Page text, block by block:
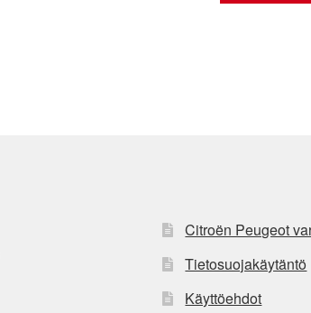
Citroën Peugeot
Tietosuojakäytäntö
Käyttöehdot